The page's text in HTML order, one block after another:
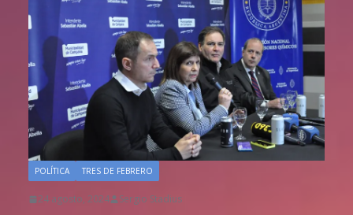
POLÍTICA TRES DE FEBRERO
24 agosto, 2024 Sergio Stadius